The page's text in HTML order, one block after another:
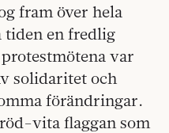
fram över hela
tiden en fredlig
var
solidaritet och
förändringar.
vita flaggan som